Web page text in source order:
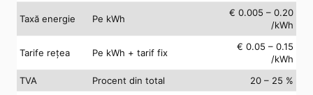
Taxă energie Pe kWh
€ 0.005 – 0.20
/kWh
Tarife rețea Pe kWh + tarif fix
€ 0.05 – 0.15
/kWh
TVA
Procent din total
20 – 25 %